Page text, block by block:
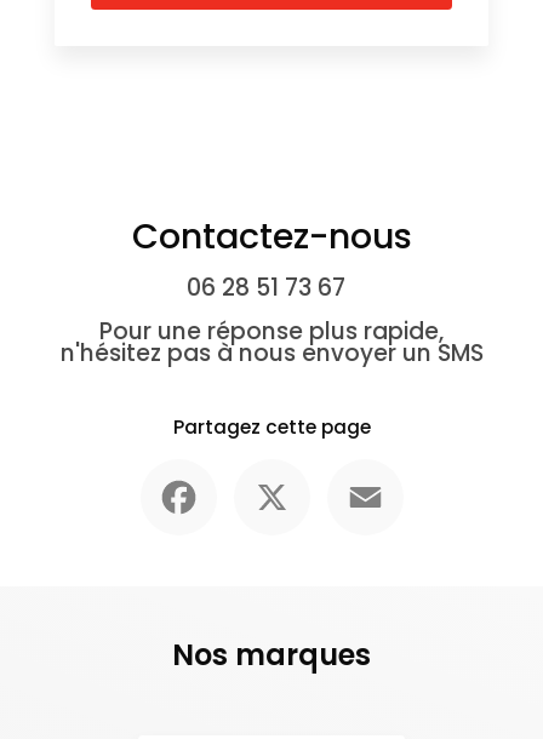
Contactez-nous
06 28 51 73 67
Pour une réponse plus rapide,
n'hésitez pas à nous envoyer un SMS
Partagez cette page
Nos marques